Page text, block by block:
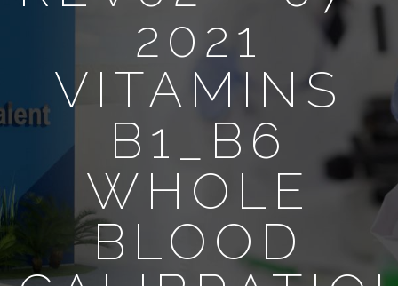
2021
VITAMINS
B1_B6
WHOLE
BLOOD